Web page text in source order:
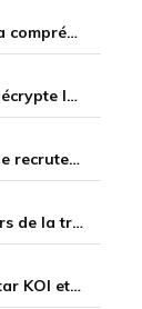
Maynter : « Mon but est de capitaliser sur ma compréhension du jeu plutôt que sur ma mécanique pure »
« Nous avions atteint notre plafond » Isma décrypte le renouveau de GiantX et la victoire face à Movistar KOI
Mercato LoL LPL : Bilibili Gaming officialise le recrutement de Flandre sur la toplane
Natus Vincere s'impose face à SK Gaming lors de la troisième semaine du LEC Summer Split 2026
LEC Summer 2026 : GIANTX surclasse Movistar KOI et se fait une place sur le podium